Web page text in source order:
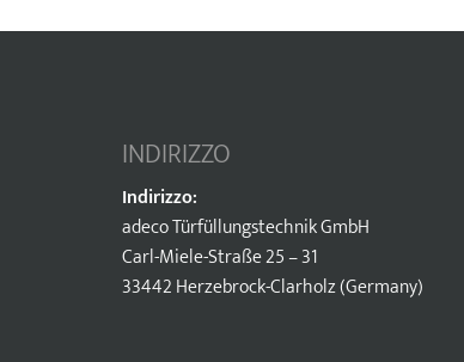
INDIRIZZO
Indirizzo:
adeco Türfüllungstechnik GmbH
Carl-Miele-Straße 25 – 31
33442 Herzebrock-Clarholz (Germany)